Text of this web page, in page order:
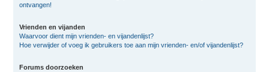
ontvangen!
Vrienden en vijanden
Waarvoor dient mijn vrienden- en vijandenlijst?
Hoe verwijder of voeg ik gebruikers toe aan mijn vrienden- en/of vijandenlijst?
Forums doorzoeken